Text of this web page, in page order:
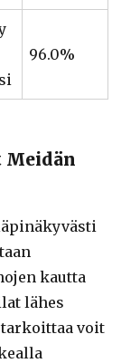
96.0%
Meidän
kautta
lähes
voit